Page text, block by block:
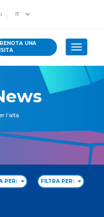
IT
UNA
Toggle
l'alta
PER: FILTRA PER: